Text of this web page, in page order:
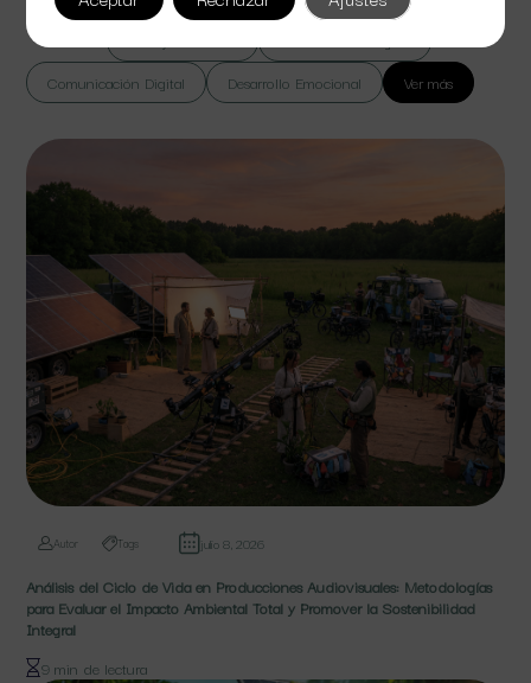
Comunicación Digital
Desarrollo Emocional Ver más
Autor Tags julio 8, 2026
Análisis del Ciclo de Vida en Producciones Audiovisuales: Metodologías
para Evaluar el Impacto Ambiental Total y Promover la Sostenibilidad
Integral
9 min de lectura